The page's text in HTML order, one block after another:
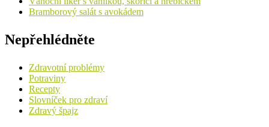
Bramborový salát s avokádem
Nepřehlédněte
Zdravotní problémy
Potraviny
Recepty
Slovníček pro zdraví
Zdravý špajz